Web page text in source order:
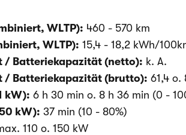
WLTP): 460 - 570 km
WLTP): 15,4 - 18,2 kWh/
/ Batteriekapazität (netto): k. A.
/ Batteriekapazität (brutto): 61,4 o.
kW): 6 h 30 min o. 8 h 36 min (0 -
kW): 37 min (10 - 80%)
110 o. 150 kW